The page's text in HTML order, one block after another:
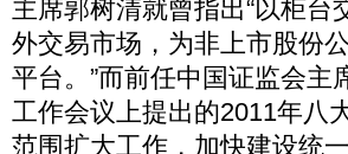
主席郭树清就曾指出“以柜
外交易市场，为非上市股份
平台。”而前任中国证监会
工作会议上提出的2011年八
范围扩大工作，加快建设统